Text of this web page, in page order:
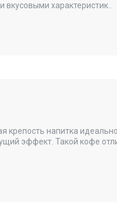
характеристик..
напитка
эффект. Такой кофе